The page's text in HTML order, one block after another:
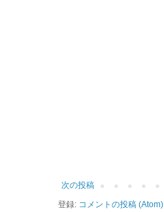
次の投稿
登録: コメントの投稿 (Atom)